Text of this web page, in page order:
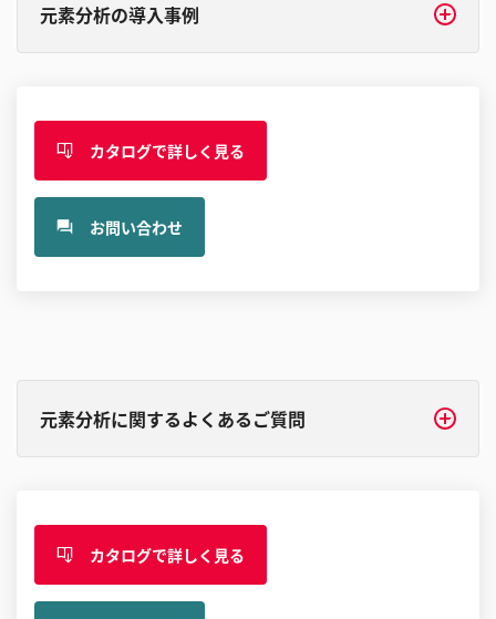
元素分析の導入事例
カタログで詳しく見る
お問い合わせ
元素分析に関するよくあるご質問
カタログで詳しく見る